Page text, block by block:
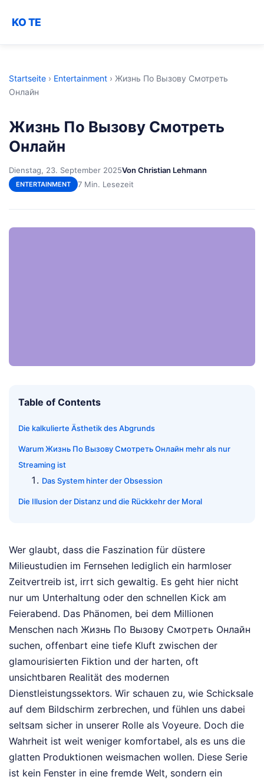
KO TE
Startseite › Entertainment › Жизнь По Вызову Смотреть
Онлайн
Жизнь По Вызову Смотреть
Онлайн
Dienstag, 23. September 2025Von Christian Lehmann
ENTERTAINMENT 7 Min. Lesezeit
Table of Contents
Die kalkulierte Ästhetik des Abgrunds
Warum Жизнь По Вызову Смотреть Онлайн mehr als nur
Streaming ist
Das System hinter der Obsession
Die Illusion der Distanz und die Rückkehr der Moral
Wer glaubt, dass die Faszination für düstere
Milieustudien im Fernsehen lediglich ein harmloser
Zeitvertreib ist, irrt sich gewaltig. Es geht hier nicht
nur um Unterhaltung oder den schnellen Kick am
Feierabend. Das Phänomen, bei dem Millionen
Menschen nach Жизнь По Вызову Смотреть Онлайн
suchen, offenbart eine tiefe Kluft zwischen der
glamourisierten Fiktion und der harten, oft
unsichtbaren Realität des modernen
Dienstleistungssektors. Wir schauen zu, wie Schicksale
auf dem Bildschirm zerbrechen, und fühlen uns dabei
seltsam sicher in unserer Rolle als Voyeure. Doch die
Wahrheit ist weit weniger komfortabel, als es uns die
glatten Produktionen weismachen wollen. Diese Serie
ist kein Fenster in eine fremde Welt, sondern ein